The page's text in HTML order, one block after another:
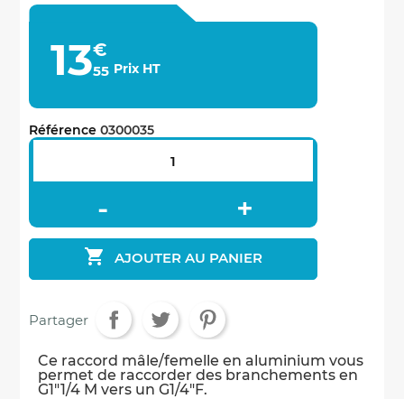
13€
55 Prix HT
Référence 0300035
 AJOUTER AU PANIER
Partager
Ce raccord mâle/femelle en aluminium vous
permet de raccorder des branchements en
G1"1/4 M vers un G1/4"F.
Economisez
5%*
à notre newsletter
Nouveautés - Offres exclusives - Actualités
Non merci